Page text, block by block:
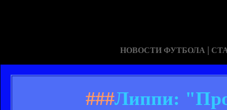
НОВОСТИ ФУТБОЛА |
###Липпи: